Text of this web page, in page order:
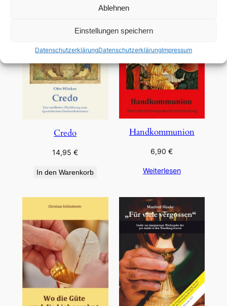
Ablehnen
Einstellungen speichern
DatenschutzerklärungDatenschutzerklärungImpressum
Credo
14,95€
In den Warenkorb
Handkommunion
6,90€
Weiterlesen